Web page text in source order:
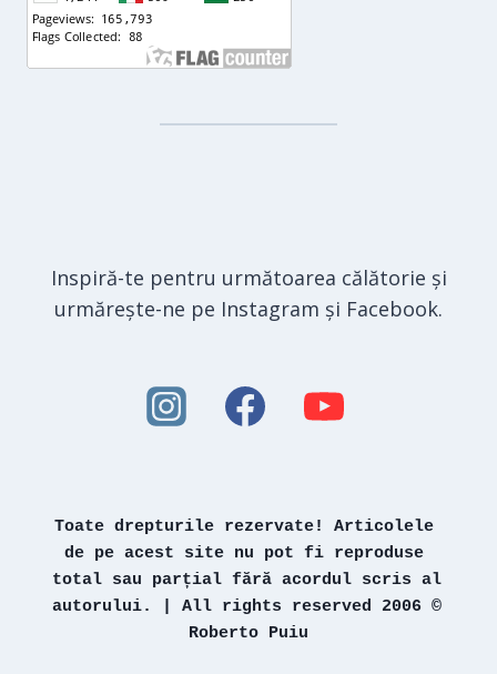
Inspiră-te pentru următoarea călătorie și
urmărește-ne pe Instagram și Facebook.
Toate drepturile rezervate! Articolele
de pe acest site nu pot fi reproduse
total sau parțial fără acordul scris al
autorului. | All rights reserved 2006 ©
Roberto Puiu